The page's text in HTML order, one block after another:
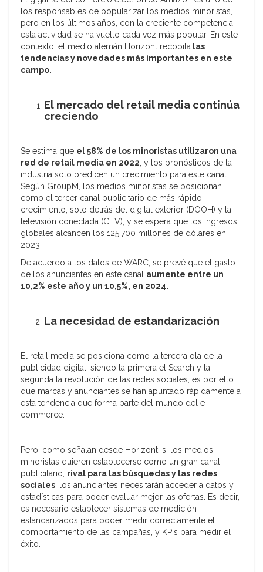
los responsables de popularizar los medios minoristas,
pero en los últimos años, con la creciente competencia,
esta actividad se ha vuelto cada vez más popular. En este
contexto, el medio alemán Horizont recopila las
tendencias y novedades más importantes en este
campo.
El mercado del retail media continúa
creciendo
Se estima que el 58% de los minoristas utilizaron una
red de retail media en 2022, y los pronósticos de la
industria solo predicen un crecimiento para este canal.
Según GroupM, los medios minoristas se posicionan
como el tercer canal publicitario de más rápido
crecimiento, solo detrás del digital exterior (DOOH) y la
televisión conectada (CTV), y se espera que los ingresos
globales alcancen los 125.700 millones de dólares en
2023.
De acuerdo a los datos de WARC, se prevé que el gasto
de los anunciantes en este canal aumente entre un
10,2% este año y un 10,5%, en 2024.
La necesidad de estandarización
El retail media se posiciona como la tercera ola de la
publicidad digital, siendo la primera el Search y la
segunda la revolución de las redes sociales, es por ello
que marcas y anunciantes se han apuntado rápidamente a
esta tendencia que forma parte del mundo del e-
commerce.
Pero, como señalan desde Horizont, si los medios
minoristas quieren establecerse como un gran canal
publicitario, rival para las búsquedas y las redes
sociales, los anunciantes necesitarán acceder a datos y
estadísticas para poder evaluar mejor las ofertas. Es decir,
es necesario establecer sistemas de medición
estandarizados para poder medir correctamente el
comportamiento de las campañas, y KPIs para medir el
éxito.